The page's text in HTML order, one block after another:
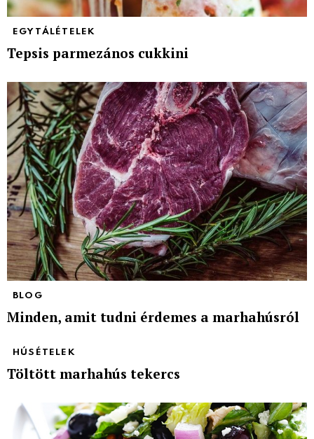
EGYTÁLÉTELEK
Tepsis parmezános cukkini
BLOG
Minden, amit tudni érdemes a marhahúsról
HÚSÉTELEK
Töltött marhahús tekercs